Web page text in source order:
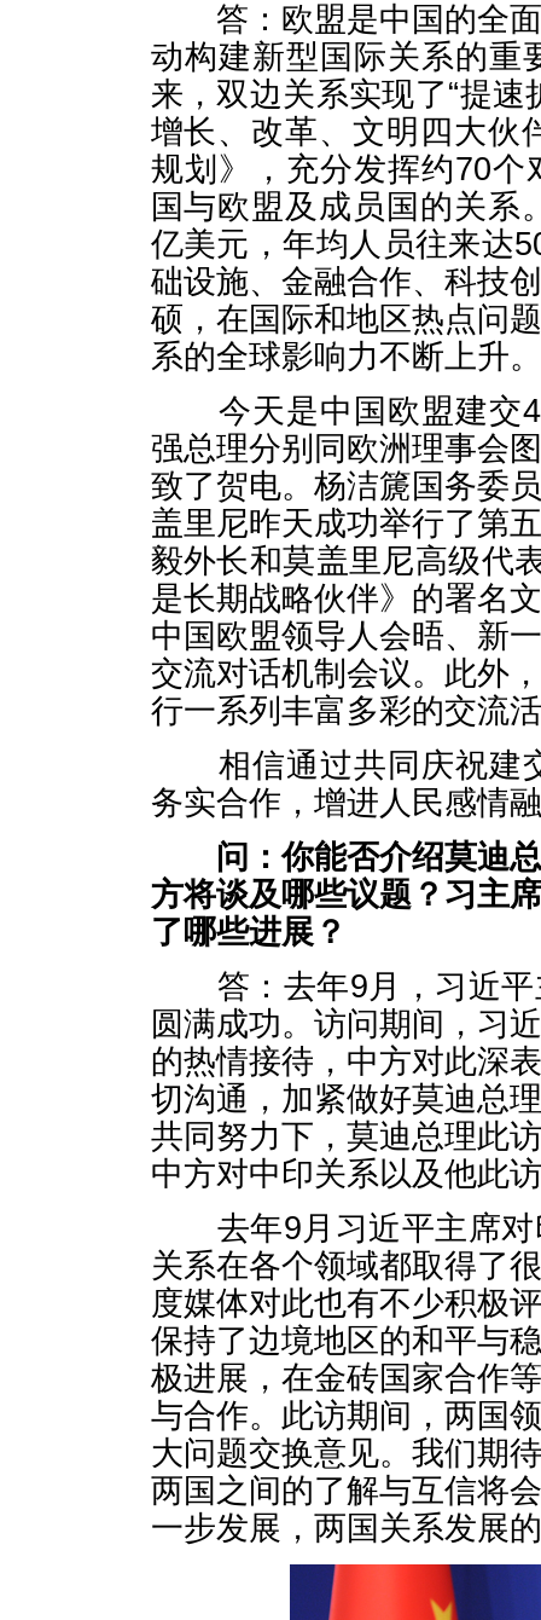
答：欧盟是中国的全面
动构建新型国际关系的重
来，双边关系实现了“提
增长、改革、文明四大伙
规划》，充分发挥约70
国与欧盟及成员国的关系
亿美元，年均人员往来达
础设施、金融合作、科技
硕，在国际和地区热点问
系的全球影响力不断上升。
今天是中国欧盟建交
强总理分别同欧洲理事会
致了贺电。杨洁篪国务委
盖里尼昨天成功举行了第
毅外长和莫盖里尼高级代
是长期战略伙伴》的署名
中国欧盟领导人会晤、新
交流对话机制会议。此外
行一系列丰富多彩的交流
相信通过共同庆祝建
务实合作，增进人民感情
问：你能否介绍莫迪
方将谈及哪些议题？习主
了哪些进展？
答：去年9月，习近平
圆满成功。访问期间，习
的热情接待，中方对此深
切沟通，加紧做好莫迪总
共同努力下，莫迪总理此
中方对中印关系以及他此
去年9月习近平主席对
关系在各个领域都取得了
度媒体对此也有不少积极
保持了边境地区的和平与
极进展，在金砖国家合作
与合作。此访期间，两国
大问题交换意见。我们期
两国之间的了解与互信将
一步发展，两国关系发展